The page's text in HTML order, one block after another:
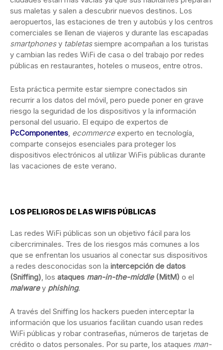
sus maletas y salen a descubrir nuevos destinos. Los
aeropuertos, las estaciones de tren y autobús y los centros
comerciales se llenan de viajeros y durante las escapadas
smartphonesy tabletassiempre acompañan a los turistas
y cambian las redes WiFi de casa o del trabajo por redes
públicas en restaurantes, hoteles o museos, entre otros.
Esta práctica permite estar siempre conectados sin
recurrir a los datos del móvil, pero puede poner en grave
riesgo la seguridad de los dispositivos y la información
personal del usuario. El equipo de expertos de
PcComponentes, ecommerceexperto en tecnología,
comparte consejos esenciales para proteger los
dispositivos electrónicos al utilizar WiFis públicas durante
las vacaciones de este verano.
LOS PELIGROS DE LAS WIFIS PÚBLICAS
Las redes WiFi públicas son un objetivo fácil para los
cibercriminales. Tres de los riesgos más comunes a los
que se enfrentan los usuarios al conectar sus dispositivos
a redes desconocidas son la intercepción de datos
(Sniffing), los ataques man-in-the-middle(MitM) o el
malwarey phishing.
A través del Sniffing los hackers pueden interceptar la
información que los usuarios facilitan cuando usan redes
WiFi públicas y robar contraseñas, números de tarjetas de
crédito o datos personales. Por su parte, los ataques man-